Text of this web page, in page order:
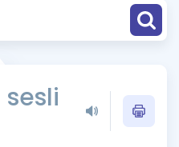
sesli